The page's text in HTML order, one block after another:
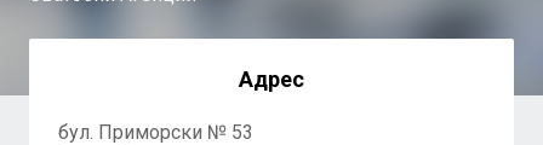
Адрес
бул. Приморски № 53